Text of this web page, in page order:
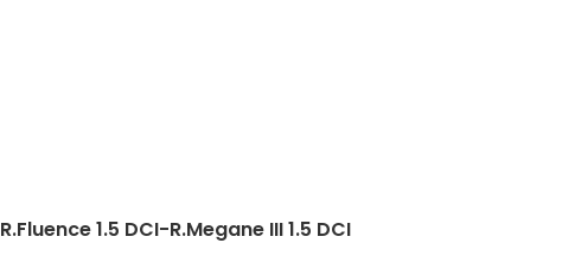
R.Fluence 1.5 DCI-R.Megane III 1.5 DCI